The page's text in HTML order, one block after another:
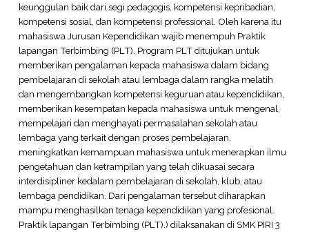
keunggulan baik dari segi pedagogis, kompetensi kepribadian,
kompetensi sosial, dan kompetensi professional. Oleh karena itu
mahasiswa Jurusan Kependidikan wajib menempuh Praktik
lapangan Terbimbing (PLT). Program PLT ditujukan untuk
memberikan pengalaman kepada mahasiswa dalam bidang
pembelajaran di sekolah atau lembaga dalam rangka melatih
dan mengembangkan kompetensi keguruan atau kependidikan,
memberikan kesempatan kepada mahasiswa untuk mengenal,
mempelajari dan menghayati permasalahan sekolah atau
lembaga yang terkait dengan proses pembelajaran,
meningkatkan kemampuan mahasiswa untuk menerapkan ilmu
pengetahuan dan ketrampilan yang telah dikuasai secara
interdisipliner kedalam pembelajaran di sekolah, klub, atau
lembaga pendidikan. Dari pengalaman tersebut diharapkan
mampu menghasilkan tenaga kependidikan yang profesional.
Praktik lapangan Terbimbing (PLT).) dilaksanakan di SMK PIRI 3